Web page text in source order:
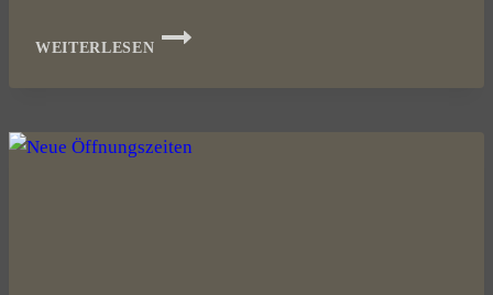
WEITERLESEN
5